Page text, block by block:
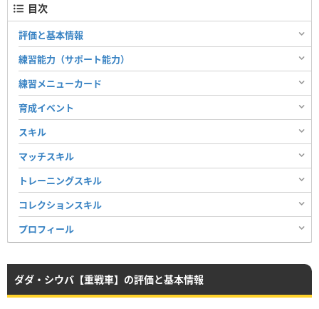
目次
評価と基本情報
練習能力（サポート能力）
練習メニューカード
育成イベント
スキル
マッチスキル
トレーニングスキル
コレクションスキル
プロフィール
ダダ・シウバ【重戦車】の評価と基本情報